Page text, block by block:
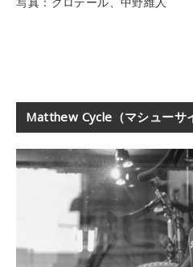
Matthew Cycle（マシューサ